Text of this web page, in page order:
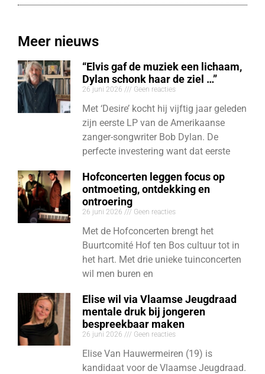
Meer nieuws
“Elvis gaf de muziek een lichaam,
Dylan schonk haar de ziel …”
26 juni 2026 Geen reacties
Met ‘Desire’ kocht hij vijftig jaar geleden
zijn eerste LP van de Amerikaanse
zanger-songwriter Bob Dylan. De
perfecte investering want dat eerste
Hofconcerten leggen focus op
ontmoeting, ontdekking en
ontroering
26 juni 2026 Geen reacties
Met de Hofconcerten brengt het
Buurtcomité Hof ten Bos cultuur tot in
het hart. Met drie unieke tuinconcerten
wil men buren en
Elise wil via Vlaamse Jeugdraad
mentale druk bij jongeren
bespreekbaar maken
26 juni 2026 Geen reacties
Elise Van Hauwermeiren (19) is
kandidaat voor de Vlaamse Jeugdraad.